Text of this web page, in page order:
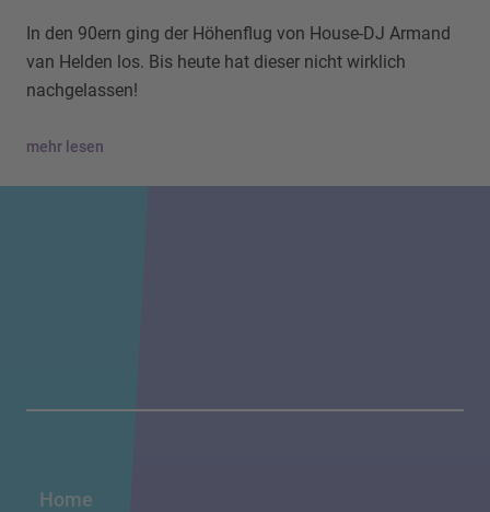
In den 90ern ging der Höhenflug von House-DJ Armand
van Helden los. Bis heute hat dieser nicht wirklich
nachgelassen!
mehr lesen
Home